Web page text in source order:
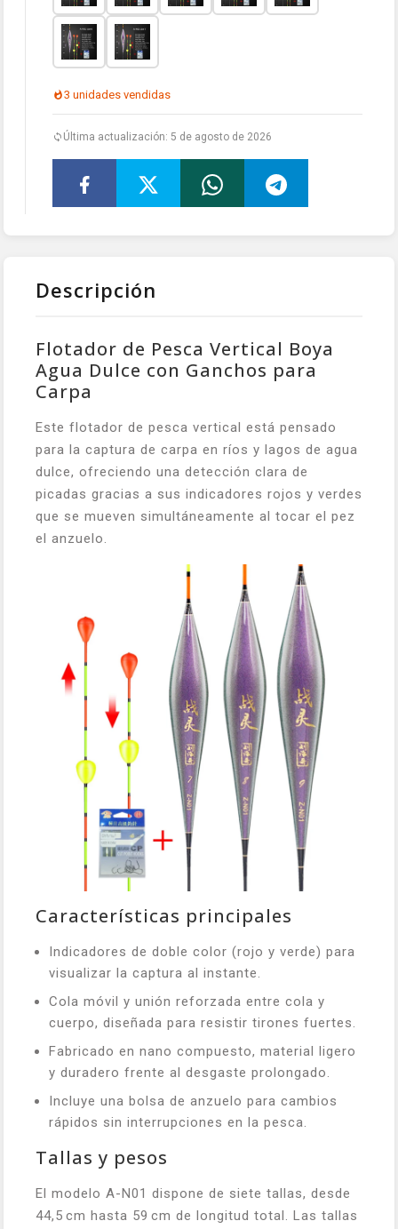
3 unidades vendidas
Última actualización: 5 de agosto de 2026
Descripción
Flotador de Pesca Vertical Boya
Agua Dulce con Ganchos para
Carpa
Este flotador de pesca vertical está pensado
para la captura de carpa en ríos y lagos de agua
dulce, ofreciendo una detección clara de
picadas gracias a sus indicadores rojos y verdes
que se mueven simultáneamente al tocar el pez
el anzuelo.
Características principales
Indicadores de doble color (rojo y verde) para
visualizar la captura al instante.
Cola móvil y unión reforzada entre cola y
cuerpo, diseñada para resistir tirones fuertes.
Fabricado en nano compuesto, material ligero
y duradero frente al desgaste prolongado.
Incluye una bolsa de anzuelo para cambios
rápidos sin interrupciones en la pesca.
Tallas y pesos
El modelo A-N01 dispone de siete tallas, desde
44,5 cm hasta 59 cm de longitud total. Las tallas